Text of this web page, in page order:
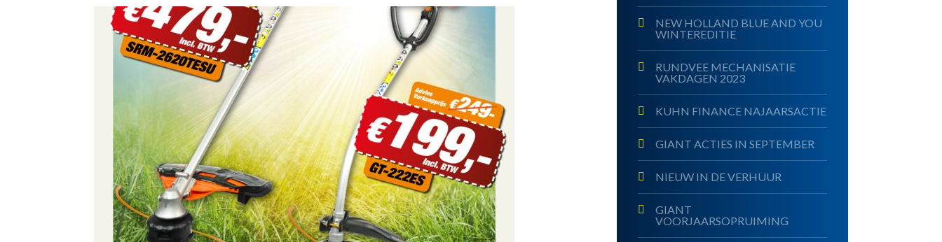
NEW HOLLAND BLUE AND YOU
WINTEREDITIE
RUNDVEE MECHANISATIE
VAKDAGEN 2023
KUHN FINANCE NAJAARSACTIE
GIANT ACTIES IN SEPTEMBER
NIEUW IN DE VERHUUR
GIANT
VOORJAARSOPRUIMING